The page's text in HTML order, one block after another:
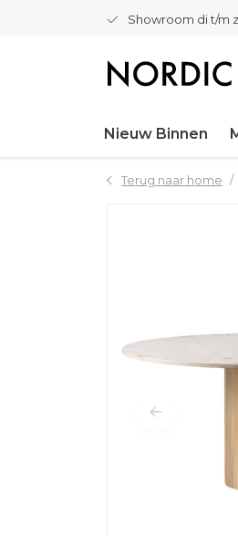
Showroom di t/m
Nieuw Binnen
Terug naar home